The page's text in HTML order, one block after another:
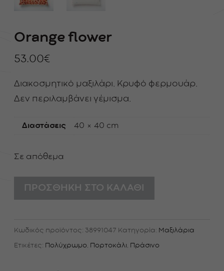
Orange flower
53.00€
Διακοσμητικό μαξιλάρι. Κρυφό φερμουάρ.
Δεν περιλαμβάνει γέμισμα.
Διαστάσεις 40 × 40 cm
Σε απόθεμα
Orange
flower
ΠΡΟΣΘΉΚΗ ΣΤΟ ΚΑΛΆΘΙ
Κωδικός προϊόντος: 38991047 Κατηγορία: Μαξιλάρια
Ετικέτες: Πολύχρωμο Πορτοκάλι Πράσινο